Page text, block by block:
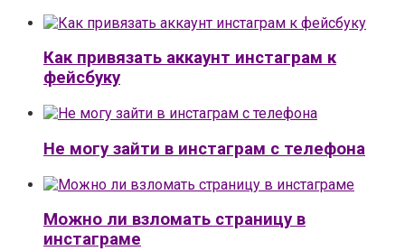
Как привязать аккаунт инстаграм к
фейсбуку
Не могу зайти в инстаграм с телефона
Можно ли взломать страницу в
инстаграме